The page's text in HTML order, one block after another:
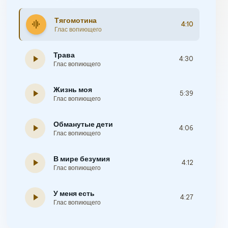
graphic_eq Тягомотина
Глас вопиющего
4:10
play_arrow Трава
Глас вопиющего
4:30
play_arrow Жизнь моя
Глас вопиющего
5:39
play_arrow Обманутые дети
Глас вопиющего
4:06
play_arrow В мире безумия
Глас вопиющего
4:12
play_arrow У меня есть
Глас вопиющего
4:27